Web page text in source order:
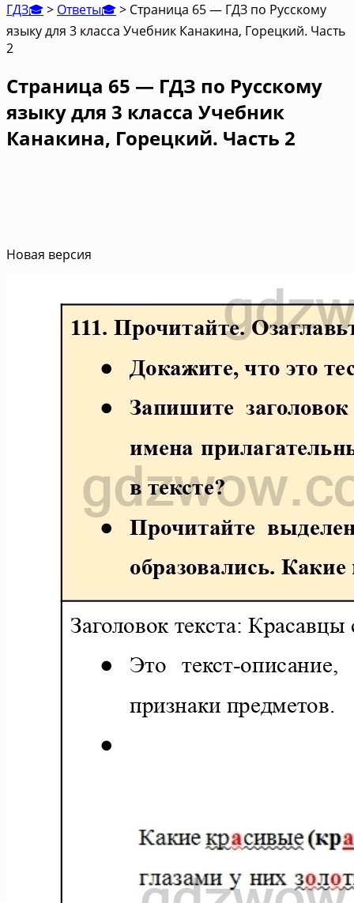
ГДЗ🎓> Ответы🎓> Страница 65 — ГДЗ по Русскому
языку для 3 класса Учебник Канакина, Горецкий. Часть
2
Страница 65 — ГДЗ по Русскому
языку для 3 класса Учебник
Канакина, Горецкий. Часть 2
Новая версия